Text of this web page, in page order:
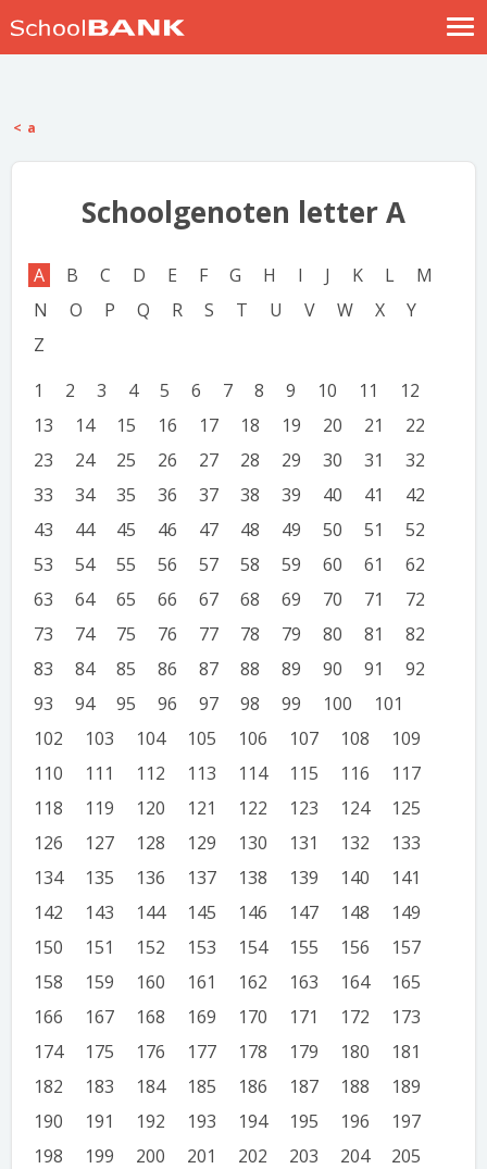
Help
a
Schoolgenoten letter A
A B C D E F G H I J K L
M
N
O P Q R S T U V W X
Y
Z
1
2 3 4 5 6 7 8 9 10 11
12
13
14 15 16 17 18 19 20 21
22
23
24 25 26 27 28 29 30 31
32
33
34 35 36 37 38 39 40 41
42
43
44 45 46 47 48 49 50 51
52
53
54 55 56 57 58 59 60 61
62
63
64 65 66 67 68 69 70 71
72
73
74 75 76 77 78 79 80 81
82
83
84 85 86 87 88 89 90 91
92
93
94 95 96 97 98 99 100
101
102
103 104 105 106 107 108
109
110
111 112 113 114 115 116
117
118
119 120 121 122 123 124
125
126
127 128 129 130 131 132
133
134
135 136 137 138 139 140
141
142
143 144 145 146 147 148
149
150
151 152 153 154 155 156
157
158
159 160 161 162 163 164
165
166
167 168 169 170 171 172
173
174
175 176 177 178 179 180
181
182
183 184 185 186 187 188
189
190
191 192 193 194 195 196
197
198
199 200 201 202 203 204
205